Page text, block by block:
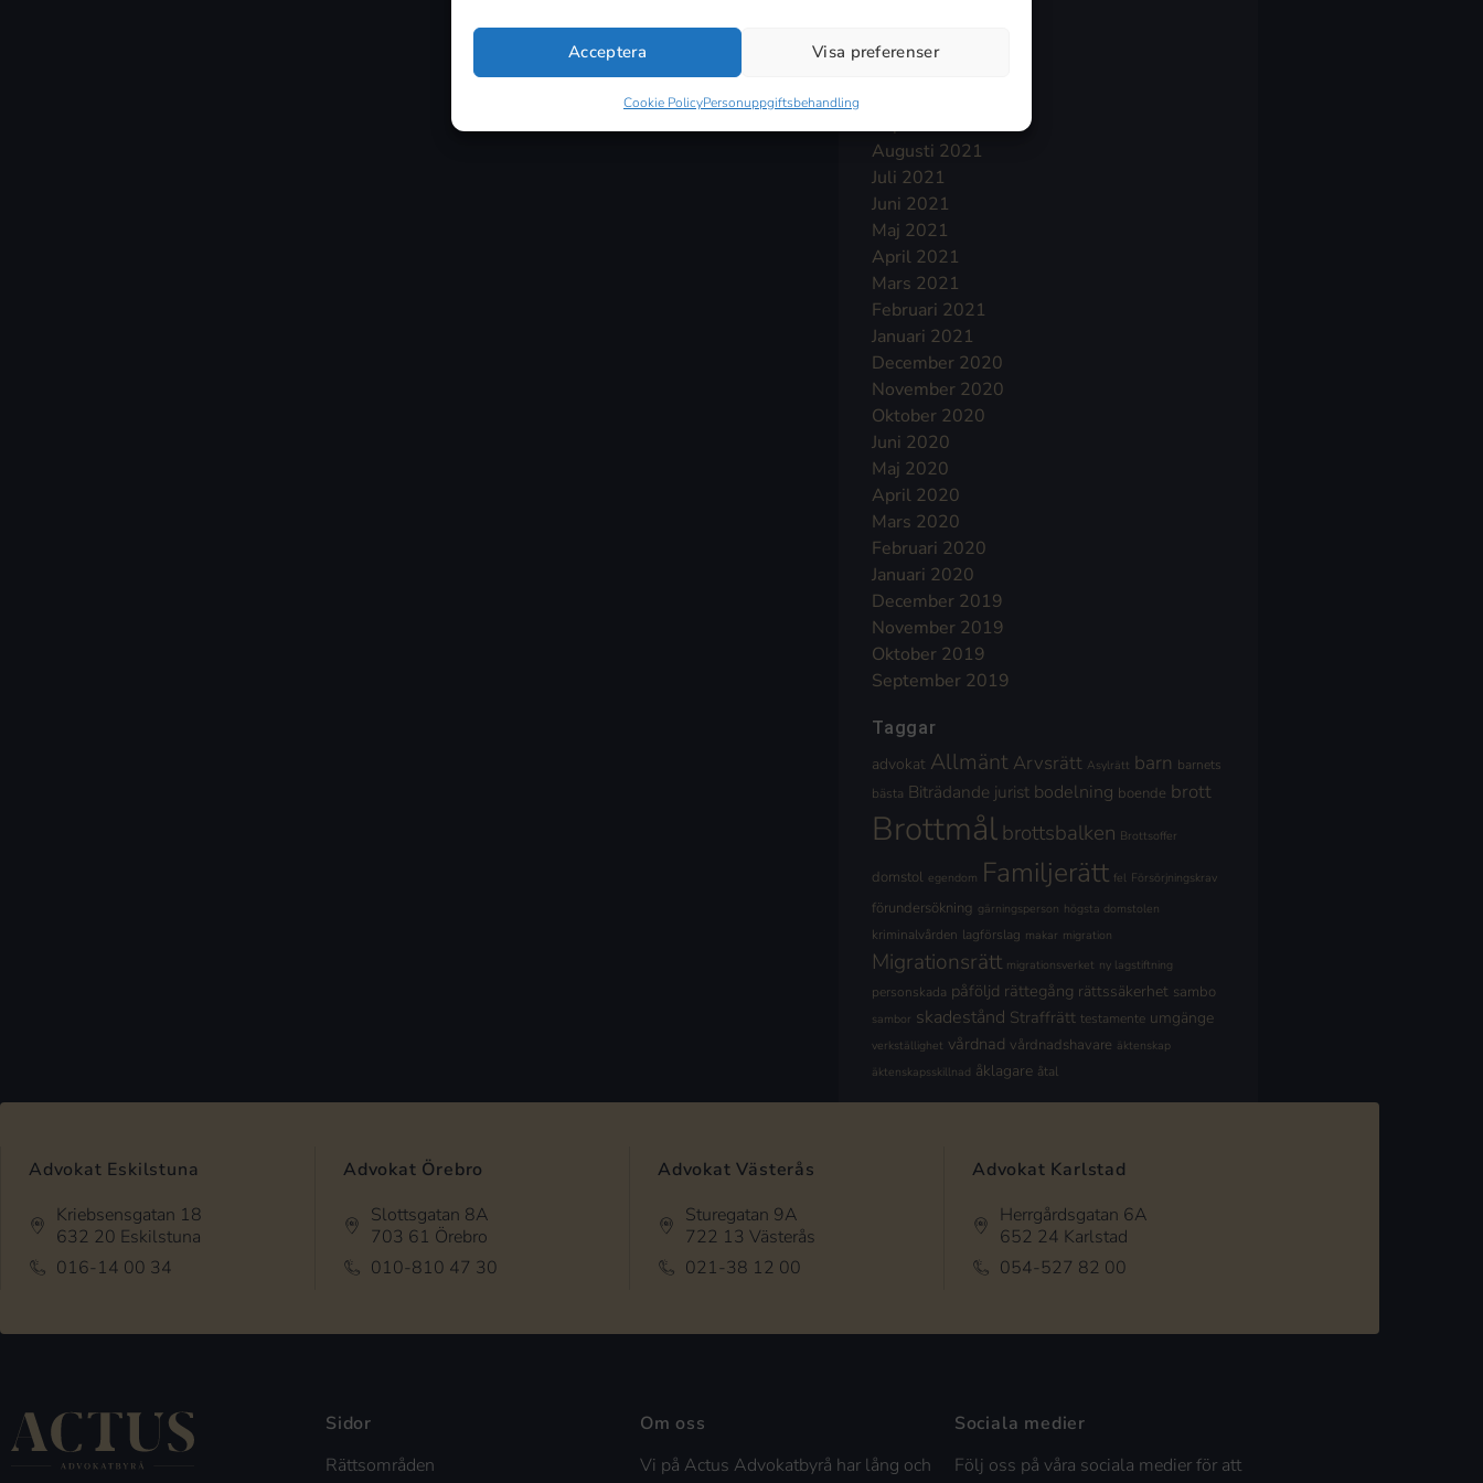
Acceptera Visa preferenser
Cookie PolicyPersonuppgiftsbehandling
December 2021
Augusti 2021
Juli 2021
Juni 2021
Maj 2021
April 2021
Mars 2021
Februari 2021
Januari 2021
December 2020
November 2020
Oktober 2020
Juni 2020
Maj 2020
April 2020
Mars 2020
Februari 2020
Januari 2020
December 2019
November 2019
Oktober 2019
September 2019
Taggar
advokat Allmänt Arvsrätt Asylrätt barn barnets
bästa Biträdande jurist bodelning boende brott
Brottmålbrottsbalken Brottsoffer
domstol egendom Familjerätt fel Försörjningskrav
förundersökning gärningsperson högsta domstolen
kriminalvården lagförslag makar migration
Migrationsrätt migrationsverket ny lagstiftning
personskada påföljd rättegång rättssäkerhet sambo
sambor skadestånd Straffrätt testamente umgänge
verkställighet vårdnad vårdnadshavare äktenskap
äktenskapsskillnad åklagare åtal
Advokat Eskilstuna
Kriebsensgatan 18
632 20 Eskilstuna
016-14 00 34
Advokat Örebro
Slottsgatan 8A
703 61 Örebro
010-810 47 30
Advokat Västerås
Sturegatan 9A
722 13 Västerås
021-38 12 00
Advokat Karlstad
Herrgårdsgatan 6A
652 24 Karlstad
054-527 82 00
Sidor
Rättsområden
Om oss
Vi på Actus Advokatbyrå har lång och
Sociala medier
Följ oss på våra sociala medier för att